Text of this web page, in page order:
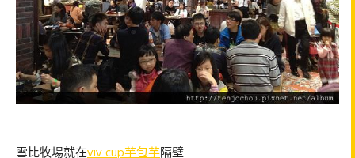
雪比牧場就在viv cup芋包芋隔壁